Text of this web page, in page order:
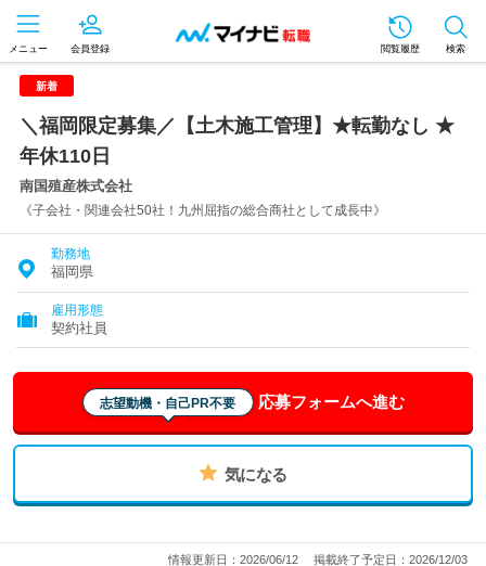
メニュー 会員登録 閲覧履歴 検索
新着
＼福岡限定募集／【土木施工管理】★転勤なし ★
年休110日
南国殖産株式会社
《子会社・関連会社50社！九州屈指の総合商社として成長中》
勤務地
福岡県
雇用形態
契約社員
志望動機・自己PR不要 応募フォームへ進む
気になる
情報更新日：2026/06/12 掲載終了予定日：2026/12/03